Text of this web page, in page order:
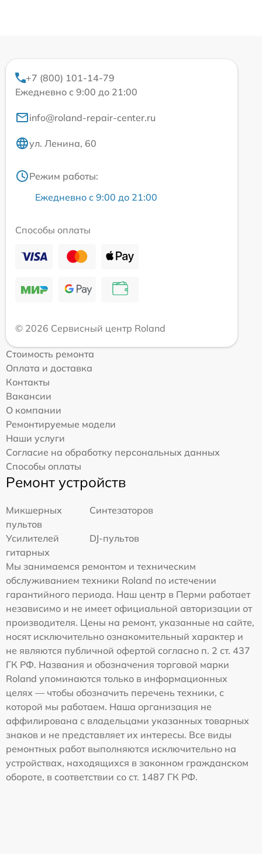
+7 (800) 101-14-79
Ежедневно с 9:00 до 21:00
info@roland-repair-center.ru
ул. Ленина, 60
Режим работы:
Ежедневно с 9:00 до 21:00
Способы оплаты
© 2026 Сервисный центр Roland
Стоимость ремонта
Оплата и доставка
Контакты
Вакансии
О компании
Ремонтируемые модели
Наши услуги
Согласие на обработку персональных данных
Способы оплаты
Ремонт устройств
Микшерных
пультов
Синтезаторов
Усилителей
гитарных
DJ-пультов
Мы занимаемся ремонтом и техническим
обслуживанием техники Roland по истечении
гарантийного периода. Наш центр в Перми работает
независимо и не имеет официальной авторизации от
производителя. Цены на ремонт, указанные на сайте,
носят исключительно ознакомительный характер и
не являются публичной офертой согласно п. 2 ст. 437
ГК РФ. Названия и обозначения торговой марки
Roland упоминаются только в информационных
целях — чтобы обозначить перечень техники, с
которой мы работаем. Наша организация не
аффилирована с владельцами указанных товарных
знаков и не представляет их интересы. Все виды
ремонтных работ выполняются исключительно на
устройствах, находящихся в законном гражданском
обороте, в соответствии со ст. 1487 ГК РФ.